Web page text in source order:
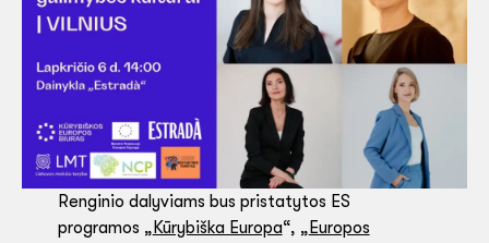
Renginio dalyviams bus pristatytos ES
programos „ Kūrybiška Europa“, „ Europos